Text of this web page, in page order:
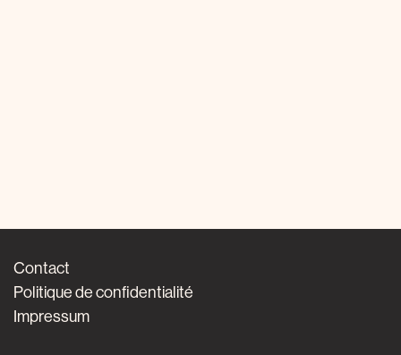
Contact
Politique de confidentialité
Impressum